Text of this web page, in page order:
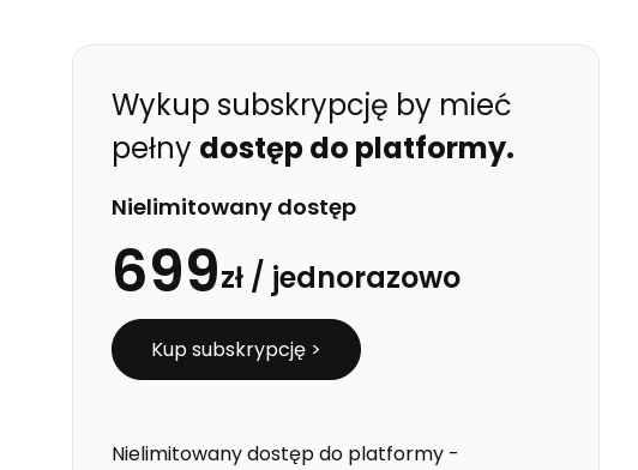
Wykup subskrypcję by mieć
pełny dostęp do platformy.
Nielimitowany dostęp
699zł / jednorazowo
Kup subskrypcję >
Nielimitowany dostęp do platformy -